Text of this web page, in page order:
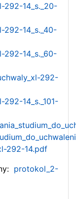
292-14_s._20-
292-14_s._40-
292-14_s._60-
292-
292-14_s._101-
292-14.pdf
protokol_2-